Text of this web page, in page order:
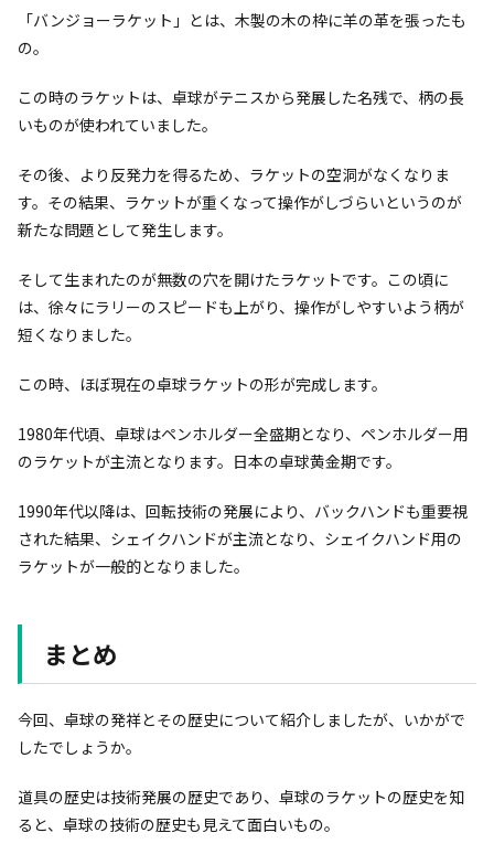
「バンジョーラケット」とは、木製の木の枠に羊の革を張ったも
の。
この時のラケットは、卓球がテニスから発展した名残で、柄の長
いものが使われていました。
その後、より反発力を得るため、ラケットの空洞がなくなりま
す。その結果、ラケットが重くなって操作がしづらいというのが
新たな問題として発生します。
そして生まれたのが無数の穴を開けたラケットです。この頃に
は、徐々にラリーのスピードも上がり、操作がしやすいよう柄が
短くなりました。
この時、ほぼ現在の卓球ラケットの形が完成します。
1980年代頃、卓球はペンホルダー全盛期となり、ペンホルダー用
のラケットが主流となります。日本の卓球黄金期です。
1990年代以降は、回転技術の発展により、バックハンドも重要視
された結果、シェイクハンドが主流となり、シェイクハンド用の
ラケットが一般的となりました。
まとめ
今回、卓球の発祥とその歴史について紹介しましたが、いかがで
したでしょうか。
道具の歴史は技術発展の歴史であり、卓球のラケットの歴史を知
ると、卓球の技術の歴史も見えて面白いもの。